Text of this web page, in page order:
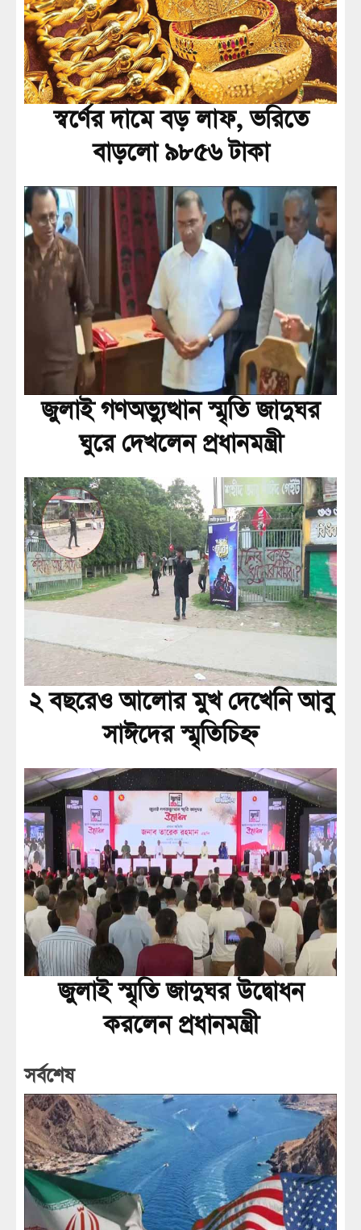
স্বর্ণের দামে বড় লাফ, ভরিতে
বাড়লো ৯৮৫৬ টাকা
জুলাই গণঅভ্যুত্থান স্মৃতি জাদুঘর
ঘুরে দেখলেন প্রধানমন্ত্রী
২ বছরেও আলোর মুখ দেখেনি আবু
সাঈদের স্মৃতিচিহ্ন
জুলাই স্মৃতি জাদুঘর উদ্বোধন
করলেন প্রধানমন্ত্রী
সর্বশেষ